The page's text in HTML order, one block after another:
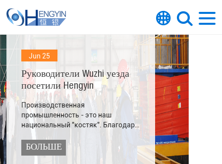
Jun 25
Руководители Wuzhi уезда
посетили Hengyin
Производственная
промышленность - это наш
национальный "костяк". Благодаря
многолетним усилиям наша
провинция превратилась в важную
производственную провинцию.
БОЛЬШЕ